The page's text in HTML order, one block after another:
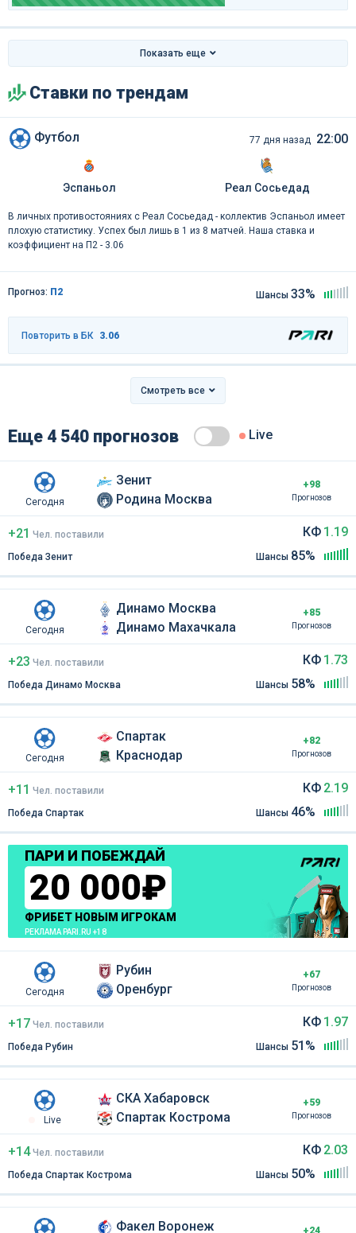
Показать еще
Ставки по трендам
Футбол 77 дня назад 22:00
Эспаньол Реал Сосьедад
В личных противостояниях c Реал Сосьедад - коллектив Эспаньол имеет
плохую статистику. Успех был лишь в 1 из 8 матчей. Наша ставка и
коэффициент на П2 - 3.06
Прогноз: П2 Шансы 33%
Повторить в БК 3.06
Смотреть все
Еще 4 540 прогнозов Live
Сегодня
Зенит
Родина Москва
+98
Прогнозов
+21 Чел. поставили
Победа Зенит
КФ 1.19
Шансы 85%
Сегодня
Динамо Москва
Динамо Махачкала
+85
Прогнозов
+23 Чел. поставили
Победа Динамо Москва
КФ 1.73
Шансы 58%
Сегодня
Спартак
Краснодар
+82
Прогнозов
+11 Чел. поставили
Победа Спартак
КФ 2.19
Шансы 46%
ПАРИ И ПОБЕЖДАЙ
20 000₽
ФРИБЕТ НОВЫМ ИГРОКАМ
РЕКЛАМА PARI.RU +18
Сегодня
Рубин
Оренбург
+67
Прогнозов
+17 Чел. поставили
Победа Рубин
КФ 1.97
Шансы 51%
Live
СКА Хабаровск
Спартак Кострома
+59
Прогнозов
+14 Чел. поставили
Победа Спартак Кострома
КФ 2.03
Шансы 50%
Факел Воронеж +24